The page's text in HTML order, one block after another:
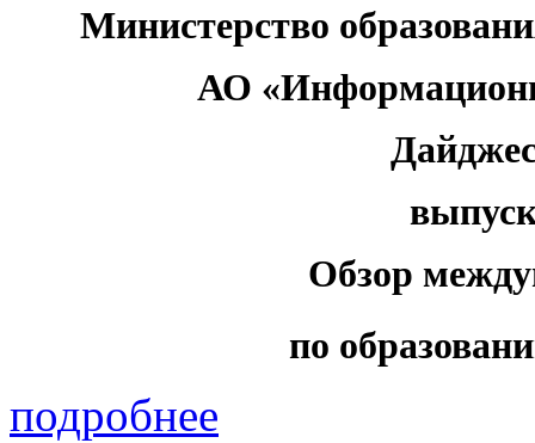
Министерство
АО
Обзор
по
подробнее